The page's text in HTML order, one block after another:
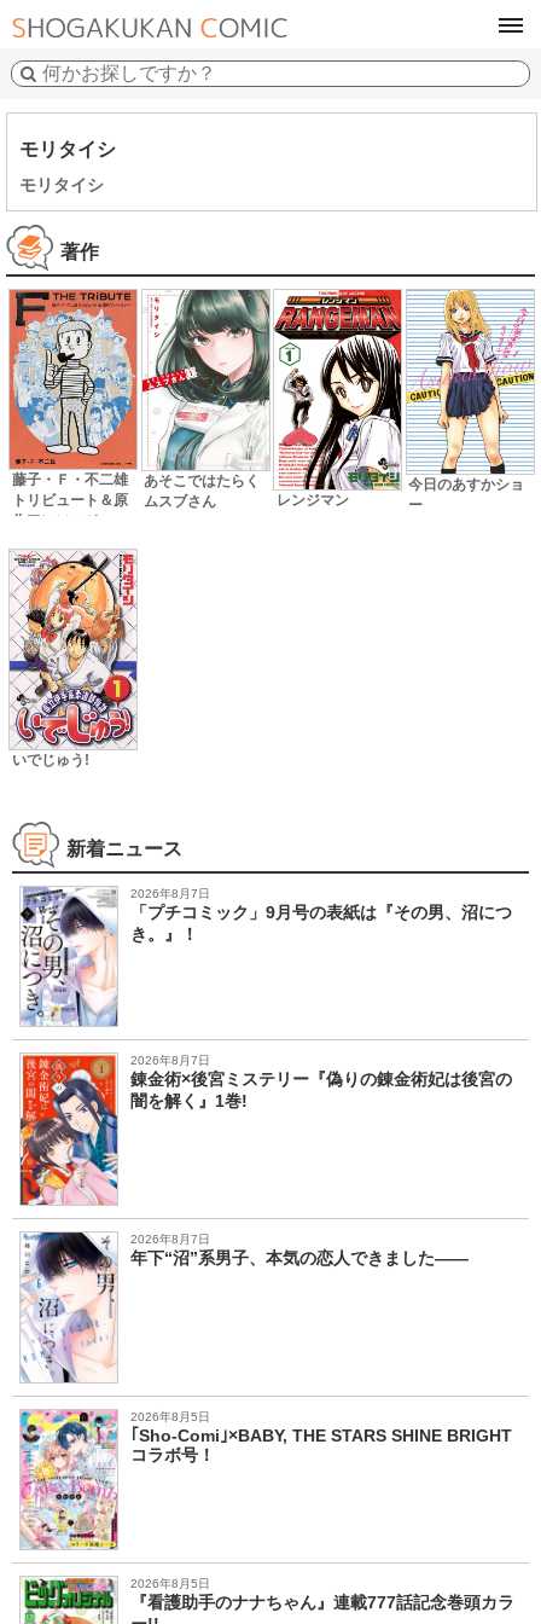
モリタイシ
モリタイシ
著作
藤子・Ｆ・不二雄
トリビュート＆原
作アンソロジー
ＩＢＵＴＥ
あそこではたらく
ムスブさん
レンジマン
今日のあすかショ
ー
いでじゅう!
新着ニュース
2026年8月7日
「プチコミック」9月号の表紙は『その男、沼につ
き。』！
2026年8月7日
錬金術×後宮ミステリー『偽りの錬金術妃は後宮の
闇を解く』1巻!
2026年8月7日
年下“沼”系男子、本気の恋人できました――
2026年8月5日
｢Sho-Comi｣×BABY, THE STARS SHINE BRIGHT
コラボ号！
2026年8月5日
『看護助手のナナちゃん』連載777話記念巻頭カラ